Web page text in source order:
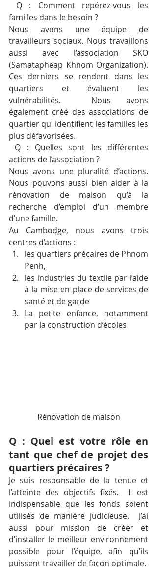
familles dans le besoin ?
Nous avons une équipe de
travailleurs sociaux. Nous travaillons
aussi avec l’association SKO
(Samatapheap Khnom Organization).
Ces derniers se rendent dans les
quartiers et évaluent les
vulnérabilités.  Nous avons
également créé des associations de
quartier qui identifient les familles les
plus défavorisées.
actions de l’association ?
Nous avons une pluralité d’actions.
Nous pouvons aussi bien aider à la
rénovation de maison qu’à la
recherche d’emploi d’un membre
d’une famille.
Au Cambodge, nous avons trois
centres d’actions :
les quartiers précaires de Phnom
Penh,
les industries du textile par l’aide
à la mise en place de services de
santé et de garde
La petite enfance, notamment
par la construction d’écoles
Rénovation de maison
Q : Quel est votre rôle en
tant que chef de projet des
quartiers précaires ?
Je suis responsable de la tenue et
l’atteinte des objectifs fixés.  Il est
indispensable que les fonds soient
utilisés de manière judicieuse.  J’ai
aussi pour mission de créer et
d’installer le meilleur environnement
possible pour l’équipe, afin qu’ils